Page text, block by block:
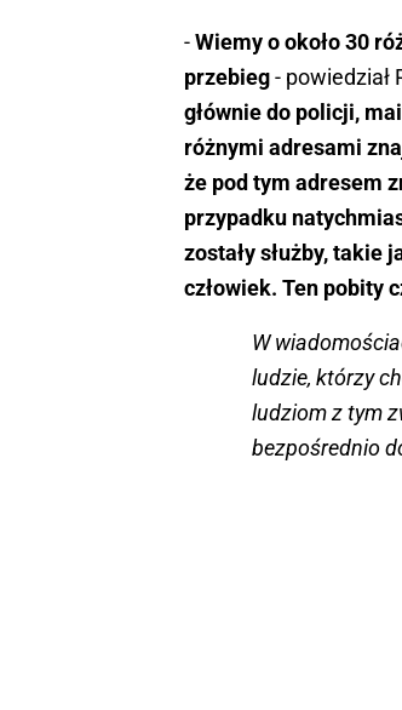
-Wiemy o około 30
przebieg- powiedział
głównie do policji,
różnymi adresami
że pod tym adresem
przypadku
zostały służby, takie
człowiek. Ten pobity
W
ludzie, którzy
ludziom z tym
bezpośrednio